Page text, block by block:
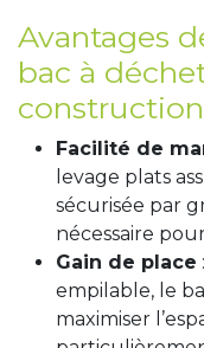
Avantages
bac à
Facilité de
levage plats
sécurisée par
nécessaire
Gain de place
empilable, le
maximiser